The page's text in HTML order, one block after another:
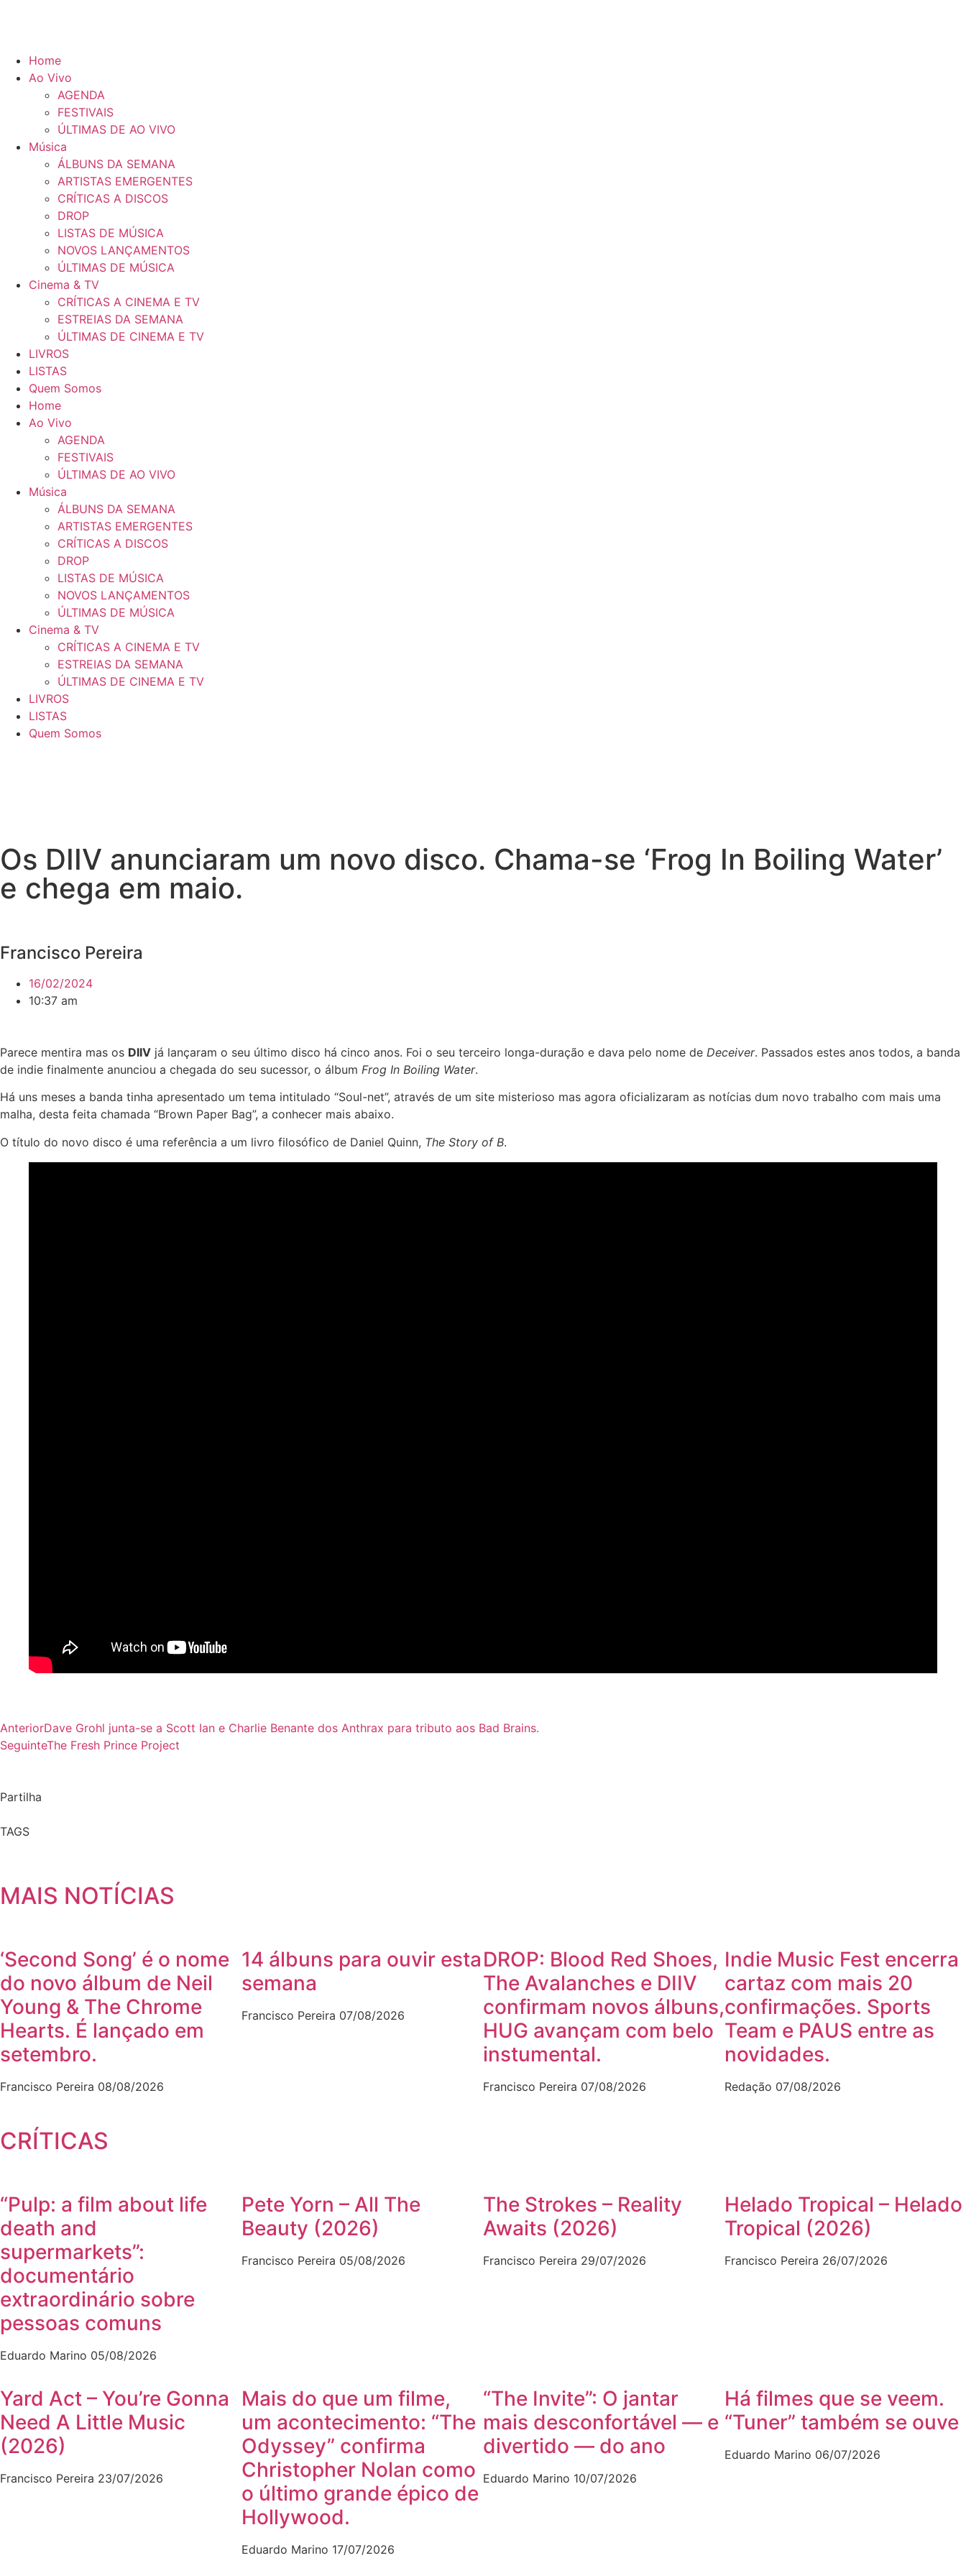
Home
Ao Vivo
AGENDA
FESTIVAIS
ÚLTIMAS DE AO VIVO
Música
ÁLBUNS DA SEMANA
ARTISTAS EMERGENTES
CRÍTICAS A DISCOS
DROP
LISTAS DE MÚSICA
NOVOS LANÇAMENTOS
ÚLTIMAS DE MÚSICA
Cinema & TV
CRÍTICAS A CINEMA E TV
ESTREIAS DA SEMANA
ÚLTIMAS DE CINEMA E TV
LIVROS
LISTAS
Quem Somos
Home
Ao Vivo
AGENDA
FESTIVAIS
ÚLTIMAS DE AO VIVO
Música
ÁLBUNS DA SEMANA
ARTISTAS EMERGENTES
CRÍTICAS A DISCOS
DROP
LISTAS DE MÚSICA
NOVOS LANÇAMENTOS
ÚLTIMAS DE MÚSICA
Cinema & TV
CRÍTICAS A CINEMA E TV
ESTREIAS DA SEMANA
ÚLTIMAS DE CINEMA E TV
LIVROS
LISTAS
Quem Somos
Os DIIV anunciaram um novo disco. Chama-se ‘Frog In Boiling Water’
e chega em maio.
Francisco Pereira
16/02/2024
10:37 am
Parece mentira mas os DIIV já lançaram o seu último disco há cinco anos. Foi o seu terceiro longa-duração e dava pelo nome de Deceiver. Passados estes anos todos, a banda
de indie finalmente anunciou a chegada do seu sucessor, o álbum Frog In Boiling Water.
Há uns meses a banda tinha apresentado um tema intitulado “Soul-net”, através de um site misterioso mas agora oficializaram as notícias dum novo trabalho com mais uma
malha, desta feita chamada “Brown Paper Bag”, a conhecer mais abaixo.
O título do novo disco é uma referência a um livro filosófico de Daniel Quinn, The Story of B.
AnteriorDave Grohl junta-se a Scott Ian e Charlie Benante dos Anthrax para tributo aos Bad Brains.
SeguinteThe Fresh Prince Project
Partilha
TAGS
MAIS NOTÍCIAS
‘Second Song’ é o nome
do novo álbum de Neil
Young & The Chrome
Hearts. É lançado em
setembro.
Francisco Pereira 08/08/2026
14 álbuns para ouvir esta
semana
Francisco Pereira 07/08/2026
DROP: Blood Red Shoes,
The Avalanches e DIIV
confirmam novos álbuns,
HUG avançam com belo
instumental.
Francisco Pereira 07/08/2026
Indie Music Fest encerra
cartaz com mais 20
confirmações. Sports
Team e PAUS entre as
novidades.
Redação 07/08/2026
CRÍTICAS
“Pulp: a film about life
death and
supermarkets”:
documentário
extraordinário sobre
pessoas comuns
Eduardo Marino 05/08/2026
Pete Yorn – All The
Beauty (2026)
Francisco Pereira 05/08/2026
The Strokes – Reality
Awaits (2026)
Francisco Pereira 29/07/2026
Helado Tropical – Helado
Tropical (2026)
Francisco Pereira 26/07/2026
Yard Act – You’re Gonna
Need A Little Music
(2026)
Francisco Pereira 23/07/2026
Mais do que um filme,
um acontecimento: “The
Odyssey” confirma
Christopher Nolan como
o último grande épico de
Hollywood.
Eduardo Marino 17/07/2026
“The Invite”: O jantar
mais desconfortável — e
divertido — do ano
Eduardo Marino 10/07/2026
Há filmes que se veem.
“Tuner” também se ouve
Eduardo Marino 06/07/2026